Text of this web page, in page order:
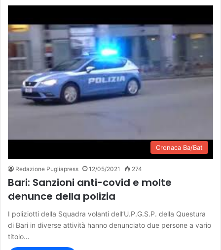
Cronaca Ba/Bat
Redazione Pugliapress 12/05/2021 274
Bari: Sanzioni anti-covid e molte
denunce della polizia
I poliziotti della Squadra volanti dell’U.P.G.S.P. della Questura
di Bari in diverse attività hanno denunciato due persone a vario
titolo…